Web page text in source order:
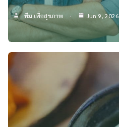
ทีม เพื่อสุขภาพ Jun 9, 2026